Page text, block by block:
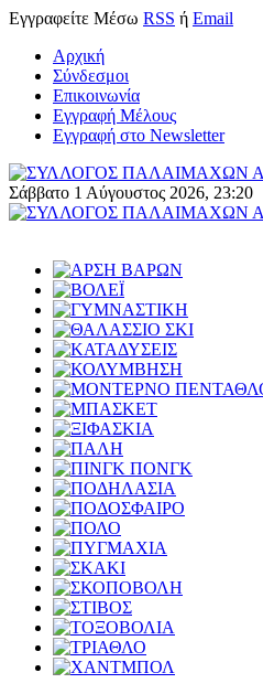
Εγγραφείτε Μέσω RSS ή Email
Αρχική
Σύνδεσμοι
Επικοινωνία
Εγγραφή Μέλους
Εγγραφή στο Newsletter
Σάββατο 1 Αύγουστος 2026, 23:20